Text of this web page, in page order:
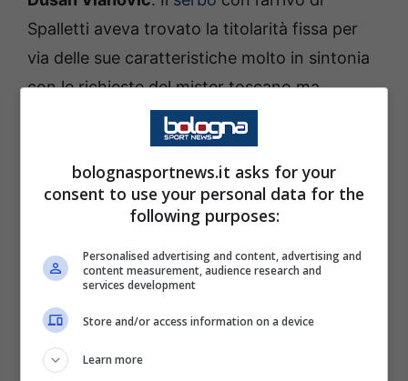
Spalletti aveva trovato la titolarità fissa per
via delle sue caratteristiche molto in sintonia
con le richieste del mister toscano ma
rovinato il tutto da un infortunio molto
importante che ha portato l’ex Fiorentina
fuori dal campo per più di tre mesi.
Il giocatore non sarà a disposizione contro il
Bologna, oltre avere un futuro ancora da
decifrare e che sembrava fino a poco tempo
fa destinato a lasciare la Vecchia Signora.
Negli ultimi mesi, però, una conferma del
bolognasportnews.it asks for your
consent to use your personal data for the
following purposes:
Personalised advertising and content, advertising and
content measurement, audience research and
services development
Store and/or access information on a device
Learn more